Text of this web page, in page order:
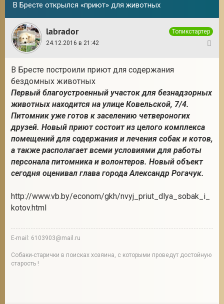
В Бресте открылся «приют» для животных
labrador
Топикстартер
24.12.2016 в 21:42
В Бресте построили приют для содержания
бездомных животных
Первый благоустроенный участок для безнадзорных
животных находится на улице Ковельской, 7/4.
Питомник уже готов к заселению четвероногих
друзей. Новый приют состоит из целого комплекса
помещений для содержания и лечения собак и котов,
а также располагает всеми условиями для работы
персонала питомника и волонтеров. Новый объект
сегодня оценивал глава города Александр Рогачук.
http://www.vb.by/econom/gkh/nvyj_priut_dlya_sobak_i_
kotov.html
E-mail: 6103903@mail.ru
Собаки-старички в поисках хозяина, с которыми проведут достойную
старость !